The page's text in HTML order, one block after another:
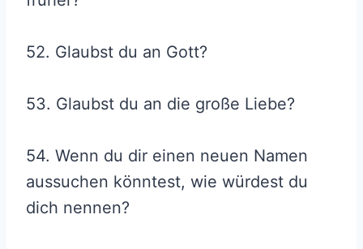
52. Glaubst du an Gott?
53. Glaubst du an die große Liebe?
54. Wenn du dir einen neuen Namen
aussuchen könntest, wie würdest du
dich nennen?